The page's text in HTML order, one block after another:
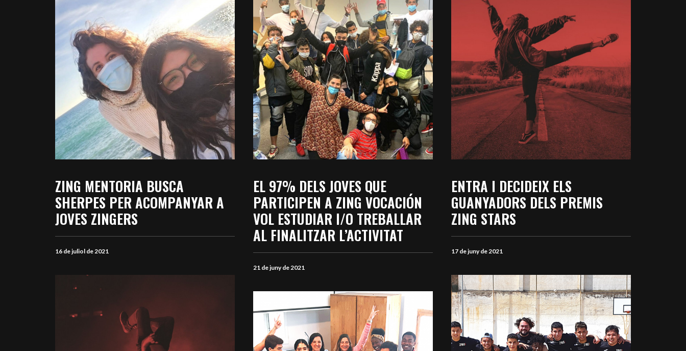
ZING MENTORIA BUSCA
SHERPES PER ACOMPANYAR A
JOVES ZINGERS
16 de juliol de 2021
EL 97% DELS JOVES QUE
PARTICIPEN A ZING VOCACIÓN
VOL ESTUDIAR I/O TREBALLAR
AL FINALITZAR L’ACTIVITAT
21 de juny de 2021
ENTRA I DECIDEIX ELS
GUANYADORS DELS PREMIS
ZING STARS
17 de juny de 2021